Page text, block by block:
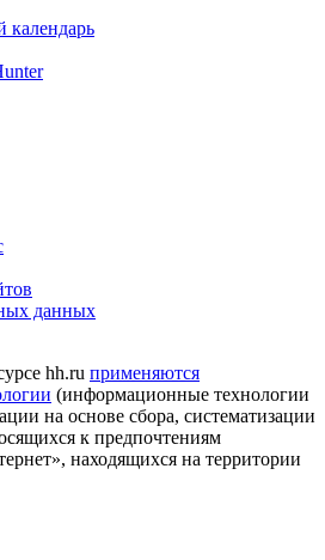
календарь
данных
hh.ru применяются
(информационные технологии
на основе сбора, систематизации
к предпочтениям
находящихся на территории